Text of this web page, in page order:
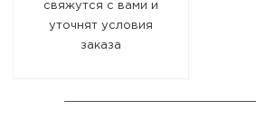
свяжутся с вами и
уточнят условия
заказа